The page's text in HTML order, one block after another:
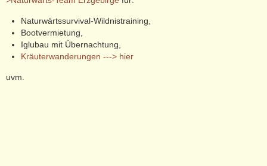
Naturwärtssurvival-Wildnistraining,
Bootvermietung,
Iglubau mit Übernachtung,
Kräuterwanderungen ---> hier
uvm.